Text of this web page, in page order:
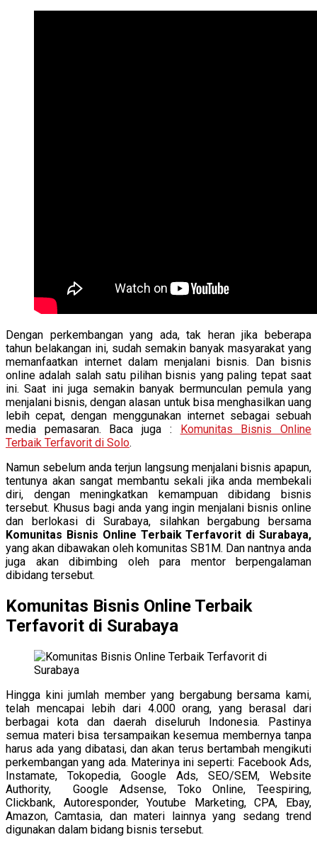
Dengan perkembangan yang ada, tak heran jika beberapa
tahun belakangan ini, sudah semakin banyak masyarakat yang
memanfaatkan internet dalam menjalani bisnis. Dan bisnis
online adalah salah satu pilihan bisnis yang paling tepat saat
ini. Saat ini juga semakin banyak bermunculan pemula yang
menjalani bisnis, dengan alasan untuk bisa menghasilkan uang
lebih cepat, dengan menggunakan internet sebagai sebuah
media pemasaran. Baca juga : Komunitas Bisnis Online
Terbaik Terfavorit di Solo.
Namun sebelum anda terjun langsung menjalani bisnis apapun,
tentunya akan sangat membantu sekali jika anda membekali
diri, dengan meningkatkan kemampuan dibidang bisnis
tersebut. Khusus bagi anda yang ingin menjalani bisnis online
dan berlokasi di Surabaya, silahkan bergabung bersama
Komunitas Bisnis Online Terbaik Terfavorit di Surabaya,
yang akan dibawakan oleh komunitas SB1M. Dan nantnya anda
juga akan dibimbing oleh para mentor berpengalaman
dibidang tersebut.
Komunitas Bisnis Online Terbaik
Terfavorit di Surabaya
Hingga kini jumlah member yang bergabung bersama kami,
telah mencapai lebih dari 4.000 orang, yang berasal dari
berbagai kota dan daerah diseluruh Indonesia. Pastinya
semua materi bisa tersampaikan kesemua membernya tanpa
harus ada yang dibatasi, dan akan terus bertambah mengikuti
perkembangan yang ada. Materinya ini seperti: Facebook Ads,
Instamate, Tokopedia, Google Ads, SEO/SEM, Website
Authority, Google Adsense, Toko Online, Teespiring,
Clickbank, Autoresponder, Youtube Marketing, CPA, Ebay,
Amazon, Camtasia, dan materi lainnya yang sedang trend
digunakan dalam bidang bisnis tersebut.